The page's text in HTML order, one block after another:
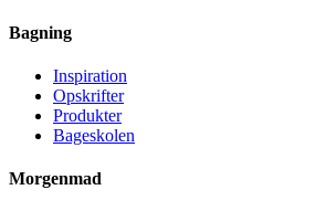
Bagning
Inspiration
Opskrifter
Produkter
Bageskolen
Morgenmad